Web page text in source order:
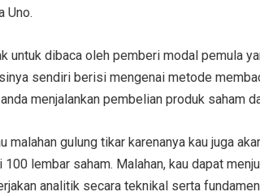
Uno.
untuk dibaca oleh pemberi modal pemula
sendiri berisi mengenai metode
menjalankan pembelian produk saham
gulung tikar karenanya kau juga
lembar saham. Malahan, kau dapat
analitik secara teknikal serta